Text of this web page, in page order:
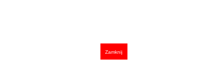
Zamknij